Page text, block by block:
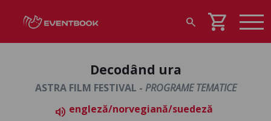
search shopping_cart
Decodând ura
ASTRA FILM FESTIVAL - PROGRAME TEMATICE
volume_up engleză/norvegiană/suedeză